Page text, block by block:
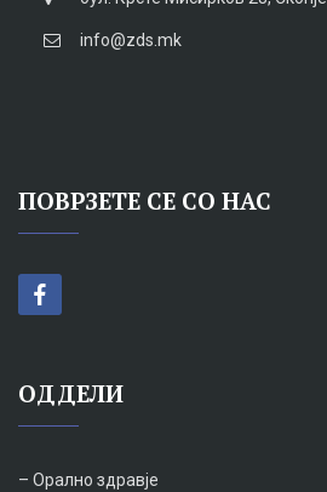
info@zds.mk
ПОВРЗЕТЕ СЕ СО НАС
ОДДЕЛИ
– Орално здравје